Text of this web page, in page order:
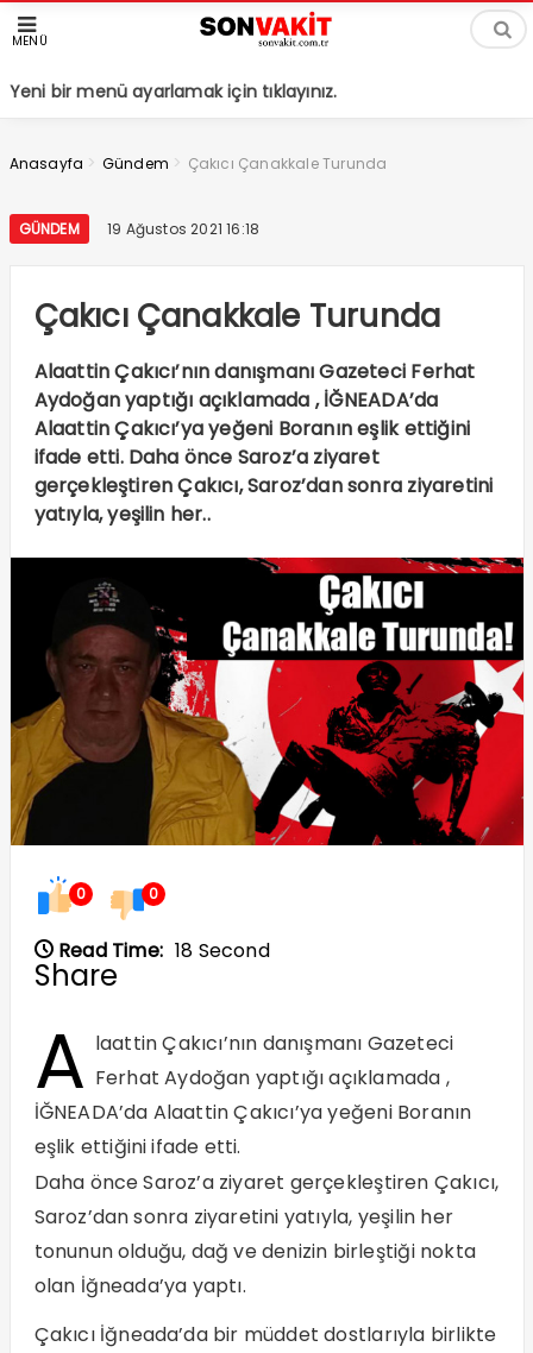
MENÜ
Yeni bir menü ayarlamak için tıklayınız.
Anasayfa > Gündem > Çakıcı Çanakkale Turunda
GÜNDEM 19 Ağustos 2021 16:18
Çakıcı Çanakkale Turunda
Alaattin Çakıcı’nın danışmanı Gazeteci Ferhat
Aydoğan yaptığı açıklamada , İĞNEADA’da
Alaattin Çakıcı’ya yeğeni Boranın eşlik ettiğini
ifade etti. Daha önce Saroz’a ziyaret
gerçekleştiren Çakıcı, Saroz’dan sonra ziyaretini
yatıyla, yeşilin her..
0 0
Read Time: 18 Second
Share
A laattin Çakıcı’nın danışmanı Gazeteci
Ferhat Aydoğan yaptığı açıklamada ,
İĞNEADA’da Alaattin Çakıcı’ya yeğeni Boranın
eşlik ettiğini ifade etti.
Daha önce Saroz’a ziyaret gerçekleştiren Çakıcı,
Saroz’dan sonra ziyaretini yatıyla, yeşilin her
tonunun olduğu, dağ ve denizin birleştiği nokta
olan İğneada’ya yaptı.
Çakıcı İğneada’da bir müddet dostlarıyla birlikte